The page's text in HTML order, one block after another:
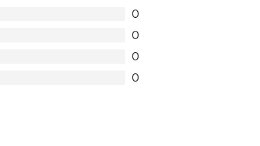
0
0
0
0